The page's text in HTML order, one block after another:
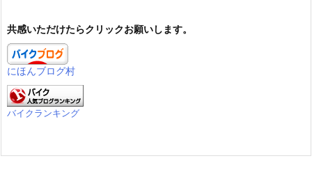
ブ
共感いただけたらクリックお願いします。
にほんブログ村
バイクランキング